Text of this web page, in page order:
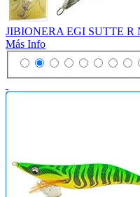
JIBIONERA EGI SUTTE R
Más Info